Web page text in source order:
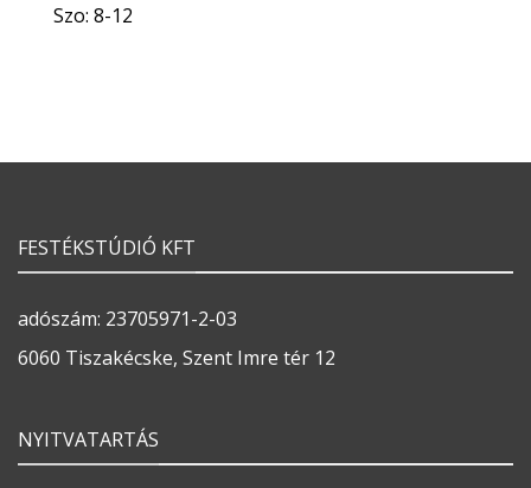
Szo: 8-12
FESTÉKSTÚDIÓ KFT
adószám: 23705971-2-03
6060 Tiszakécske, Szent Imre tér 12
NYITVATARTÁS